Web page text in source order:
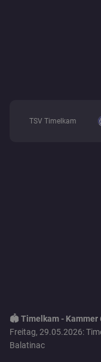
TSV Timelkam
🏟️ Timelkam - Kammer
Freitag, 29.05.2026:
Balatinac